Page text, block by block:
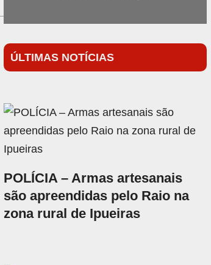
ÚLTIMAS NOTÍCIAS
POLÍCIA – Armas artesanais
são apreendidas pelo Raio na
zona rural de Ipueiras